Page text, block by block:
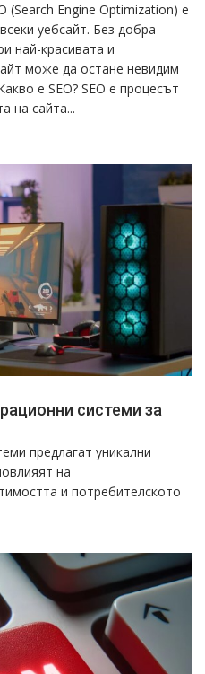
(Search Engine Optimization) е
уебсайт. Без добра
най-красивата и
може да остане невидим
е SEO? SEO е процесът
на сайта...
системи за
предлагат уникални
на
и потребителското